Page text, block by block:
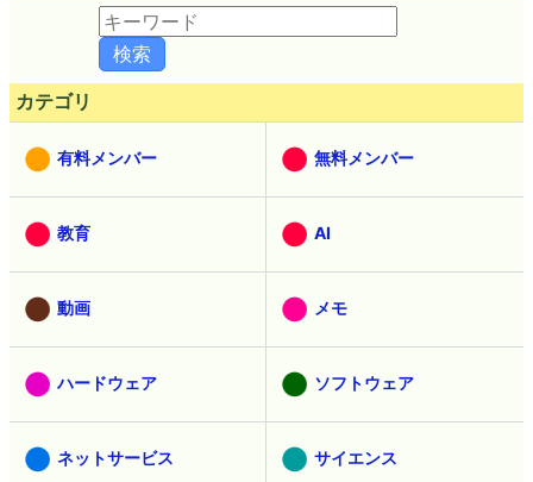
カテゴリ
有料メンバー 無料メンバー
教育 AI
動画 メモ
ハードウェア ソフトウェア
ネットサービス サイエンス